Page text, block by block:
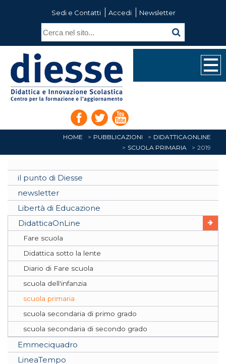
Sedi e Contatti Accedi Newsletter
HOME PUBBLICAZIONI
DIDATTICAONLINE
SCUOLA PRIMARIA
2019
il punto di Diesse
newsletter
Libertà di Educazione
DidatticaOnLine
Fare scuola
Didattica sotto la lente
Diario di Fare scuola
scuola dell'infanzia
scuola primaria
scuola secondaria di primo grado
scuola secondaria di secondo grado
Emmeciquadro
LineaTempo